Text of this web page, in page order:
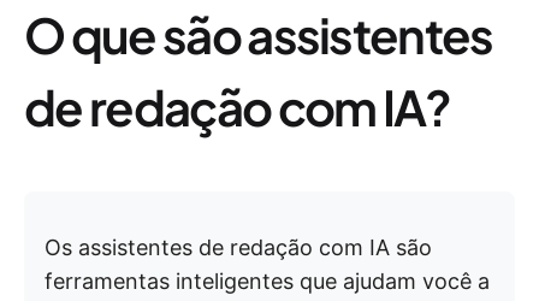
O que são assistentes
de redação com IA?
Os assistentes de redação com IA são
ferramentas inteligentes que ajudam você a